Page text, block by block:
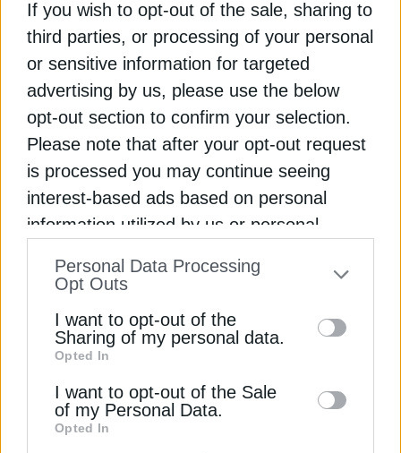
If you wish to opt-out of the sale, sharing to
third parties, or processing of your personal
or sensitive information for targeted
advertising by us, please use the below
opt-out section to confirm your selection.
Please note that after your opt-out request
is processed you may continue seeing
interest-based ads based on personal
information utilized by us or personal
to your opt-out. You may separately opt-out
information by third parties on the IAB’s list
of downstream participants. This
information may also be disclosed by us to
third parties on theIAB’s List of
Downstream Participants
Personal Data Processing
Opt Outs
I want to opt-out of the
Sharing of my personal data.
Opted In
I want to opt-out of the Sale
of my Personal Data.
Opted In
Πράσινα ομόλογα: Ρεκόρ 54 δισ. οι
παγκόσμιες πωλήσεις
7 Μαρτίου 2024